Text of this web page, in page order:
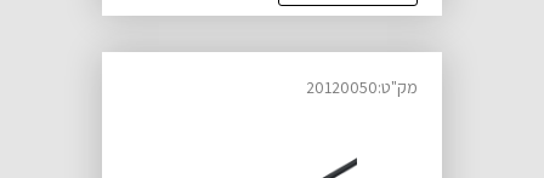
מק"ט:20120050